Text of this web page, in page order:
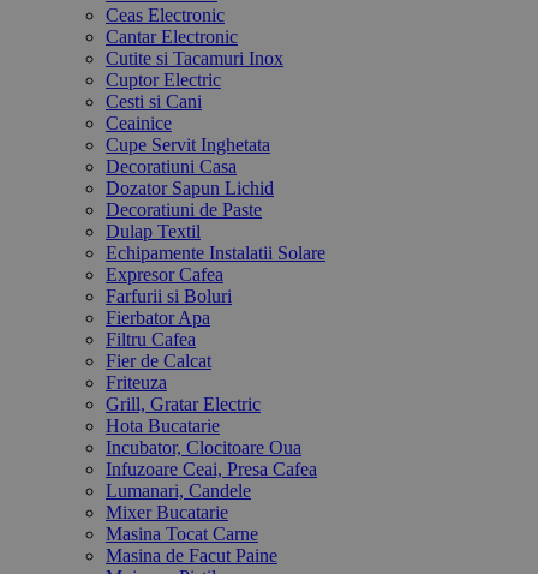
Ceas Electronic
Cantar Electronic
Cutite si Tacamuri Inox
Cuptor Electric
Cesti si Cani
Ceainice
Cupe Servit Inghetata
Decoratiuni Casa
Dozator Sapun Lichid
Decoratiuni de Paste
Dulap Textil
Echipamente Instalatii Solare
Expresor Cafea
Farfurii si Boluri
Fierbator Apa
Filtru Cafea
Fier de Calcat
Friteuza
Grill, Gratar Electric
Hota Bucatarie
Incubator, Clocitoare Oua
Infuzoare Ceai, Presa Cafea
Lumanari, Candele
Mixer Bucatarie
Masina Tocat Carne
Masina de Facut Paine